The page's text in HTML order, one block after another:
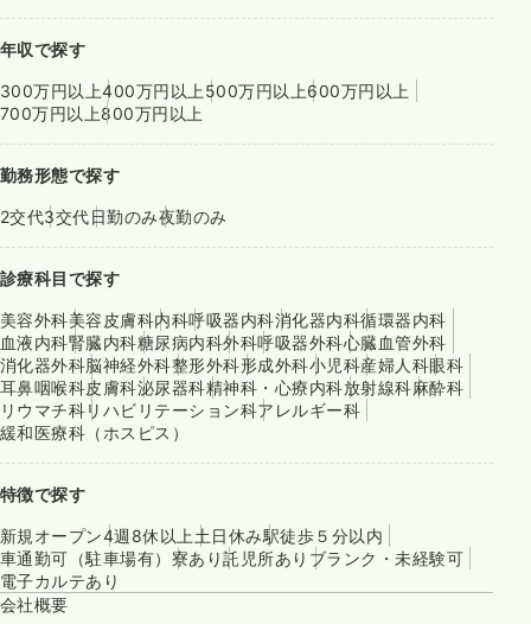
年収で探す
300万円以上400万円以上 500万円以上600万円以上
700万円以上800万円以上
勤務形態で探す
2交代3交代日勤のみ夜勤のみ
診療科目で探す
美容外科美容皮膚科内科呼吸器内科消化器内科循環器内科
血液内科腎臓内科糖尿病内科外科呼吸器外科心臓血管外科
消化器外科脳神経外科整形外科形成外科小児科産婦人科眼科
耳鼻咽喉科皮膚科泌尿器科精神科・心療内科放射線科麻酔科
リウマチ科リハビリテーション科アレルギー科
緩和医療科（ホスピス）
特徴で探す
新規オープン4週8休以上 土日休み駅徒歩５分以内
車通勤可（駐車場有） 寮あり託児所あり ブランク・未経験可
電子カルテあり
会社概要